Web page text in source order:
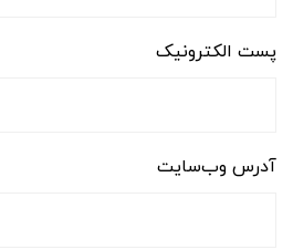
پست الکترونیک
آدرس وب‌سایت